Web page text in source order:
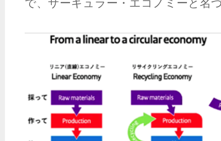
で、サーキュラー・エコノミーと名